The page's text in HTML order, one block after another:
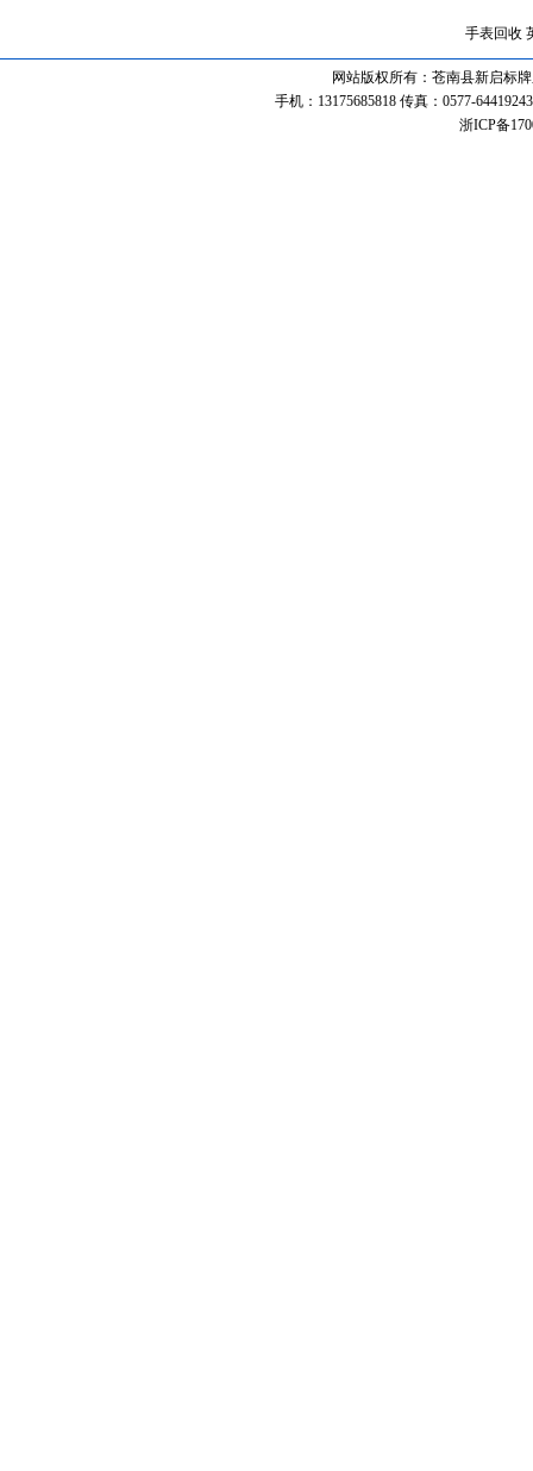
手表回收
网站版权所有：苍南县新启标牌
手机：13175685818 传真：0577-
浙ICP备